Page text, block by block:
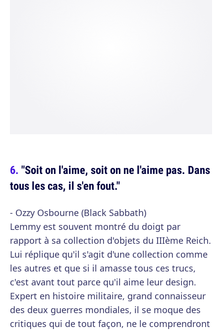
"Soit on l'aime, soit on ne l'aime pas. Dans
tous les cas, il s'en fout."
- Ozzy Osbourne (Black Sabbath)
Lemmy est souvent montré du doigt par
rapport à sa collection d'objets du IIIème Reich.
Lui réplique qu'il s'agit d'une collection comme
les autres et que si il amasse tous ces trucs,
c'est avant tout parce qu'il aime leur design.
Expert en histoire militaire, grand connaisseur
des deux guerres mondiales, il se moque des
critiques qui de tout façon, ne le comprendront